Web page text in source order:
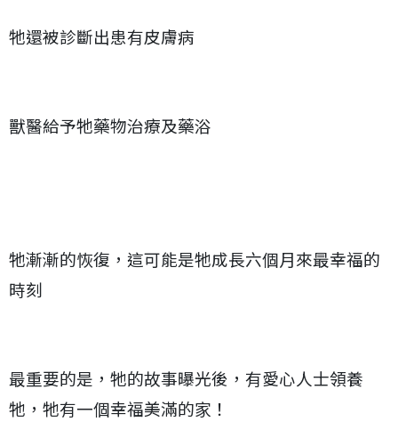
牠還被診斷出患有皮膚病
獸醫給予牠藥物治療及藥浴
牠漸漸的恢復，這可能是牠成長六個月來最幸福的
時刻
最重要的是，牠的故事曝光後，有愛心人士領養
牠，牠有一個幸福美滿的家！